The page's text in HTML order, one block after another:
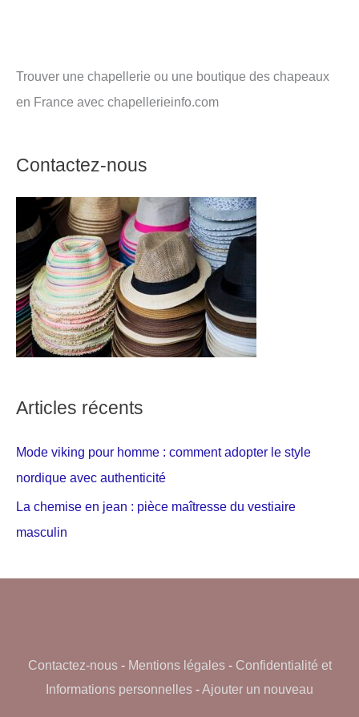
Trouver une chapellerie ou une boutique des chapeaux
en France avec chapellerieinfo.com
Contactez-nous
Articles récents
Mode viking pour homme : comment adopter le style
nordique avec authenticité
La chemise en jean : pièce maîtresse du vestiaire
masculin
Contactez-nous- Mentions légales- Confidentialité et
Informations personnelles -Ajouter un nouveau